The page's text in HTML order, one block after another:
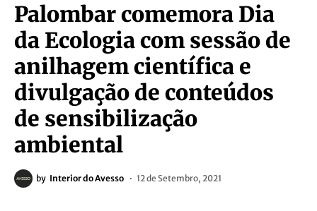
Palombar comemora Dia
da Ecologia com sessão de
anilhagem científica e
divulgação de conteúdos
de sensibilização
ambiental
by Interior do Avesso 12 de Setembro, 2021